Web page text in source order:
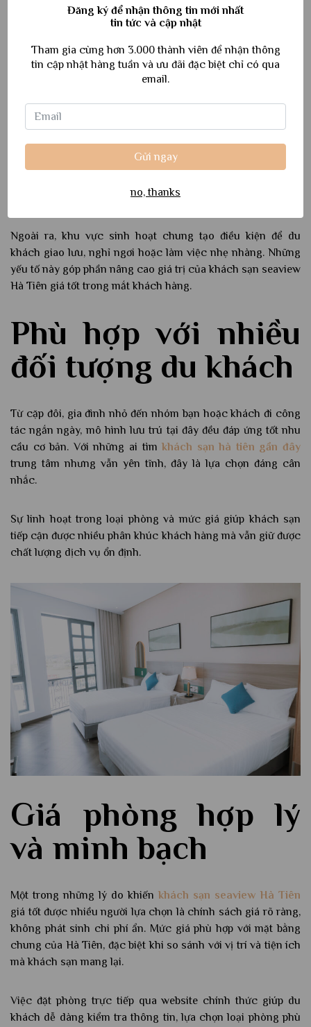
Đăng ký để nhận thông tin mới nhất
tin tức và cập nhật
Tham gia cùng hơn 3.000 thành viên để nhận thông
tin cập nhật hàng tuần và ưu đãi đặc biệt chỉ có qua
email.
Gửi ngay
no, thanks
Hồ bơi tại khách sạn được bố trí trong khuôn viên thoáng
đãng, là nơi lý tưởng để thư giãn sau một ngày tham quan.
Ngoài ra, khu vực sinh hoạt chung tạo điều kiện để du
khách giao lưu, nghỉ ngơi hoặc làm việc nhẹ nhàng. Những
yếu tố này góp phần nâng cao giá trị của khách sạn seaview
Hà Tiên giá tốt trong mắt khách hàng.
Phù hợp với nhiều
đối tượng du khách
Từ cặp đôi, gia đình nhỏ đến nhóm bạn hoặc khách đi công
tác ngắn ngày, mô hình lưu trú tại đây đều đáp ứng tốt nhu
cầu cơ bản. Với những ai tìmkhách sạn hà tiên gần đây
trung tâm nhưng vẫn yên tĩnh, đây là lựa chọn đáng cân
nhắc.
Sự linh hoạt trong loại phòng và mức giá giúp khách sạn
tiếp cận được nhiều phân khúc khách hàng mà vẫn giữ được
chất lượng dịch vụ ổn định.
Giá phòng hợp lý
và minh bạch
Một trong những lý do khiến khách sạn seaview Hà Tiên
giá tốt được nhiều người lựa chọn là chính sách giá rõ ràng,
không phát sinh chi phí ẩn. Mức giá phù hợp với mặt bằng
chung của Hà Tiên, đặc biệt khi so sánh với vị trí và tiện ích
mà khách sạn mang lại.
Việc đặt phòng trực tiếp qua website chính thức giúp du
khách dễ dàng kiểm tra thông tin, lựa chọn loại phòng phù